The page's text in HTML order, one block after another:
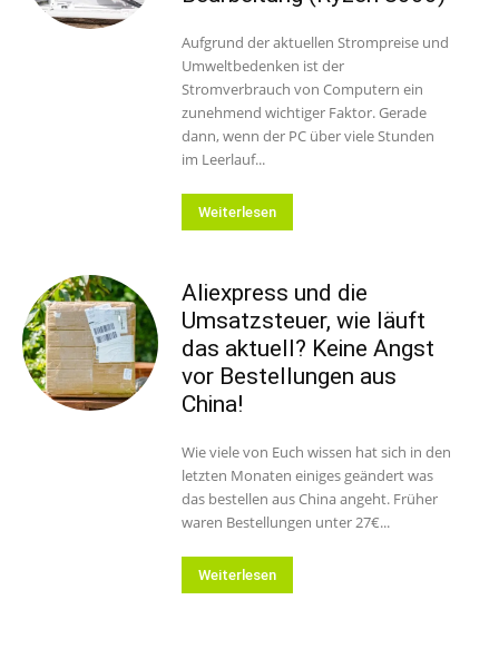
Aufgrund der aktuellen Strompreise und
Umweltbedenken ist der
Stromverbrauch von Computern ein
zunehmend wichtiger Faktor. Gerade
dann, wenn der PC über viele Stunden
im Leerlauf...
Weiterlesen
Aliexpress und die
Umsatzsteuer, wie läuft
das aktuell? Keine Angst
vor Bestellungen aus
China!
Wie viele von Euch wissen hat sich in den
letzten Monaten einiges geändert was
das bestellen aus China angeht. Früher
waren Bestellungen unter 27€...
Weiterlesen